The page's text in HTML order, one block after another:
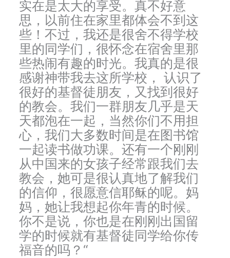
实在是太大的享受。真不好意
思，以前住在家里都体会不到这
些！不过，我还是很舍不得学校
里的同学们，很怀念在宿舍里那
些热闹有趣的时光。我真的是很
感谢神带我去这所学校， 认识了
很好的基督徒朋友，又找到很好
的教会。我们一群朋友几乎是天
天都泡在一起，当然你们不用担
心，我们大多数时间是在图书馆
一起读书做功课。还有一个刚刚
从中国来的女孩子经常跟我们去
教会，她可是很认真地了解我们
的信仰，很愿意信耶稣的呢。妈
妈，她让我想起你年青的时候。
你不是说，你也是在刚刚出国留
学的时候就有基督徒同学给你传
福音的吗？“